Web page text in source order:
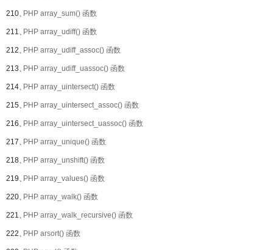
210、PHP array_sum() 函数
211、PHP array_udiff() 函数
212、PHP array_udiff_assoc() 函数
213、PHP array_udiff_uassoc() 函数
214、PHP array_uintersect() 函数
215、PHP array_uintersect_assoc() 函数
216、PHP array_uintersect_uassoc() 函数
217、PHP array_unique() 函数
218、PHP array_unshift() 函数
219、PHP array_values() 函数
220、PHP array_walk() 函数
221、PHP array_walk_recursive() 函数
222、PHP arsort() 函数